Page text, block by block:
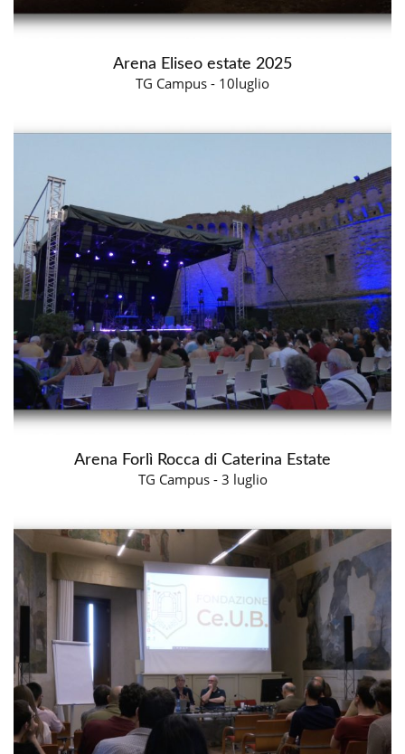
Arena Eliseo estate 2025
TG Campus - 10luglio
Arena Forlì Rocca di Caterina Estate
TG Campus - 3 luglio